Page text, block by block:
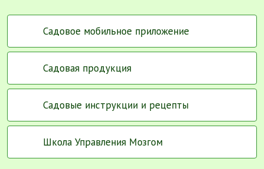
Садовое мобильное приложение
Садовая продукция
Садовые инструкции и рецепты
Школа Управления Мозгом